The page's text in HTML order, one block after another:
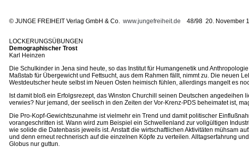
© JUNGE FREIHEIT Verlag GmbH & Co. www.jungefreiheit.de 48/98 20. November
LOCKERUNGSÜBUNGEN
Demographischer Trost
Karl Heinzen
Die Schulkinder in Jena sind heute, so das Institut für Humangenetik und
Maßstab für Übergewicht und Fettsucht, aus dem Rahmen fällt, nimmt zu. Die neuen
Westdeutscher heute selbst im Neuen Osten heimisch fühlen, allerdings mangelt es
Ist damit bloß ein Erfolgsrezept, das Winston Churchill seinen Deutschen
verwies? Nur jemand, der seelisch in den Zeiten der Vor-Krenz-PDS beheimatet ist,
Die Pro-Kopf-Gewichtszunahme ist vielmehr ein Trend und damit politischer
vorangeschritten ist. Wann wird zum Beispiel ein Schwellenland zur vollgültigen
wie solide die Datenbasis jeweils ist. Anstatt die wirtschaftlichen Aktivitäten mühsam
und denn erneut rechnerisch auf die einzelnen Köpfe zu verteilen. Alltagserfahrung
Globus nur guttun.